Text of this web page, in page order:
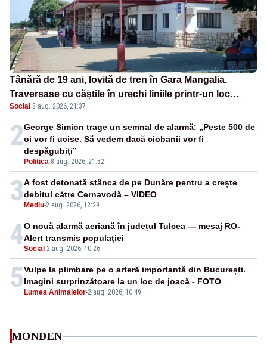
Tânără de 19 ani, lovită de tren în Gara Mangalia.
Traversase cu căștile în urechi liniile printr-un loc
nepermis
Social ·8 aug. 2026, 21:37
2
Politica-8 aug. 2026, 21:52
George Simion trage un semnal de alarmă: „Peste 500 de
oi vor fi ucise. Să vedem dacă ciobanii vor fi
despăgubiți”
3 Mediu-2 aug. 2026, 12:29
A fost detonată stânca de pe Dunăre pentru a crește
debitul către Cernavodă – VIDEO
4Social -2 aug. 2026, 10:26
O nouă alarmă aeriană în județul Tulcea — mesaj RO-
Alert transmis populației
5 Lumea Animalelor-2 aug. 2026, 10:49
Vulpe la plimbare pe o arteră importantă din București.
Imagini surprinzătoare la un loc de joacă - FOTO
MONDEN